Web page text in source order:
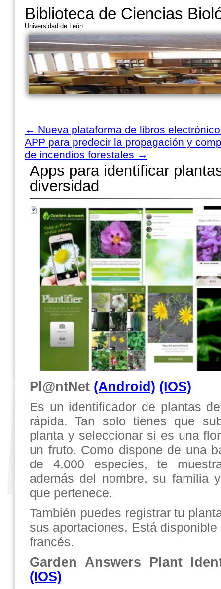
Biblioteca de Ciencias
Universidad de León
← Nueva plataforma de libros
APP para predecir la propagación y
de incendios forestales →
Apps para identificar
diversidad
Pl@ntNet (Android) (IOS)
Es un identificador de plantas
rápida. Tan solo tienes que
planta y seleccionar si es una
un fruto. Como dispone de una
de 4.000 especies, te
además del nombre, su familia
que pertenece.
También puedes registrar tu
sus aportaciones. Está
francés.
Garden Answers Plant
(IOS)